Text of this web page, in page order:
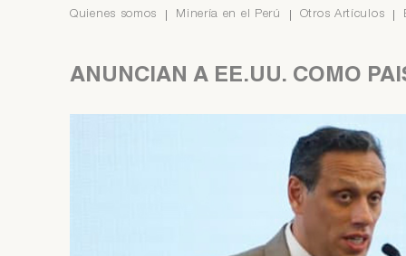
Quienes somos Minería en el Perú Otros Artículos
ANUNCIAN A EE.UU. COMO
Se